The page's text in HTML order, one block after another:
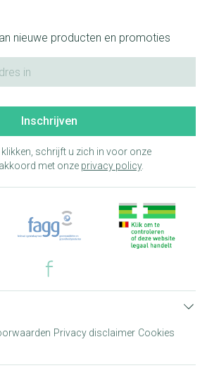
nieuwe producten en promoties
Inschrijven
schrijft u zich in voor onze
met onze privacy policy.
Privacy disclaimer Cookies